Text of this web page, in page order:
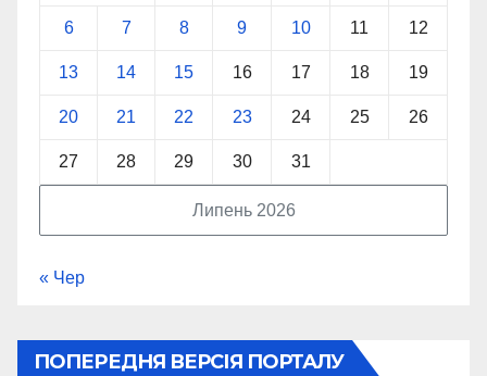
Липень 2026
6 7 8 9 10 11 12
13 14 15 16 17 18 19
20 21 22 23 24 25 26
27 28 29 30 31
« Чер
ПОПЕРЕДНЯ ВЕРСІЯ ПОРТАЛУ